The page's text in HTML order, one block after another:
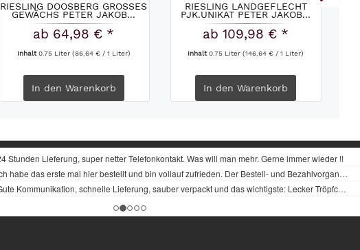
RIESLING DOOSBERG GROSSES
GEWÄCHS PETER JAKOB...
ab 64,98 € *
Inhalt0.75 Liter (86,64 € / 1 Liter)
In den Warenkorb
RIESLING LANDGEFLECHT
PJK.UNIKAT PETER JAKOB...
ab 109,98 € *
Inhalt0.75 Liter(146,64 € / 1 Liter)
In den Warenkorb